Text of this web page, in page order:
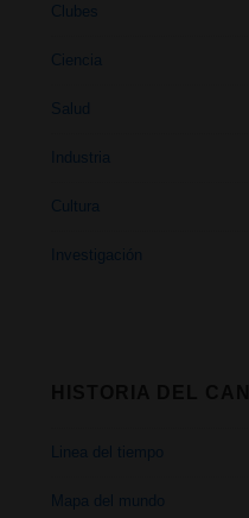
Clubes
Ciencia
Salud
Industria
Cultura
Investigación
Linea del tiempo
Mapa del mundo